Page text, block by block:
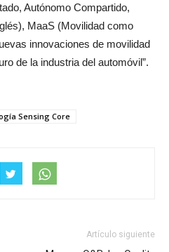
Autónomo Compartido,
MaaS (Movilidad como
innovaciones de movilidad
de la industria del automóvil”.
Sensing Core
Artículo siguiente